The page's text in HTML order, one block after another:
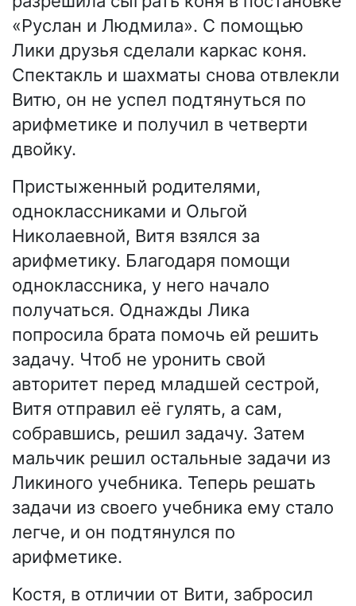
«Руслан и Людмила». С помощью
Лики друзья сделали каркас коня.
Спектакль и шахматы снова отвлекли
Витю, он не успел подтянуться по
арифметике и получил в четверти
двойку.
Пристыженный родителями,
одноклассниками и Ольгой
Николаевной, Витя взялся за
арифметику. Благодаря помощи
одноклассника, у него начало
получаться. Однажды Лика
попросила брата помочь ей решить
задачу. Чтоб не уронить свой
авторитет перед младшей сестрой,
Витя отправил её гулять, а сам,
собравшись, решил задачу. Затем
мальчик решил остальные задачи из
Ликиного учебника. Теперь решать
задачи из своего учебника ему стало
легче, и он подтянулся по
арифметике.
Костя, в отличии от Вити, забросил